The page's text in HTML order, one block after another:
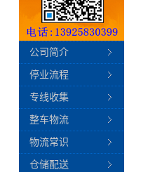
公司简介
停业流程
专线收集
整车物流
物流常识
仓储配送